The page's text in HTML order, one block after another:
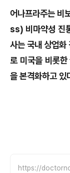
어나프라주는
ss) 비마약성 진
사는 국내 상업화
로 미국을 비롯
을 본격화하고 있
https://